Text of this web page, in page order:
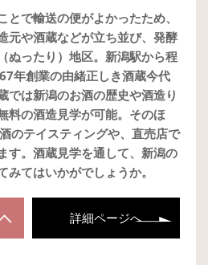
で輸送の便がよかったため、
元や酒蔵などが立ち並び、発酵
ぬったり）地区。新潟駅から程
年創業の由緒正しき酒蔵今代
では新潟のお酒の歴史や酒造り
料の酒造見学が可能。そのほ
のテイスティングや、直売店で
す。酒蔵見学を通して、新潟の
てはいかがでしょうか。
詳細ページへ